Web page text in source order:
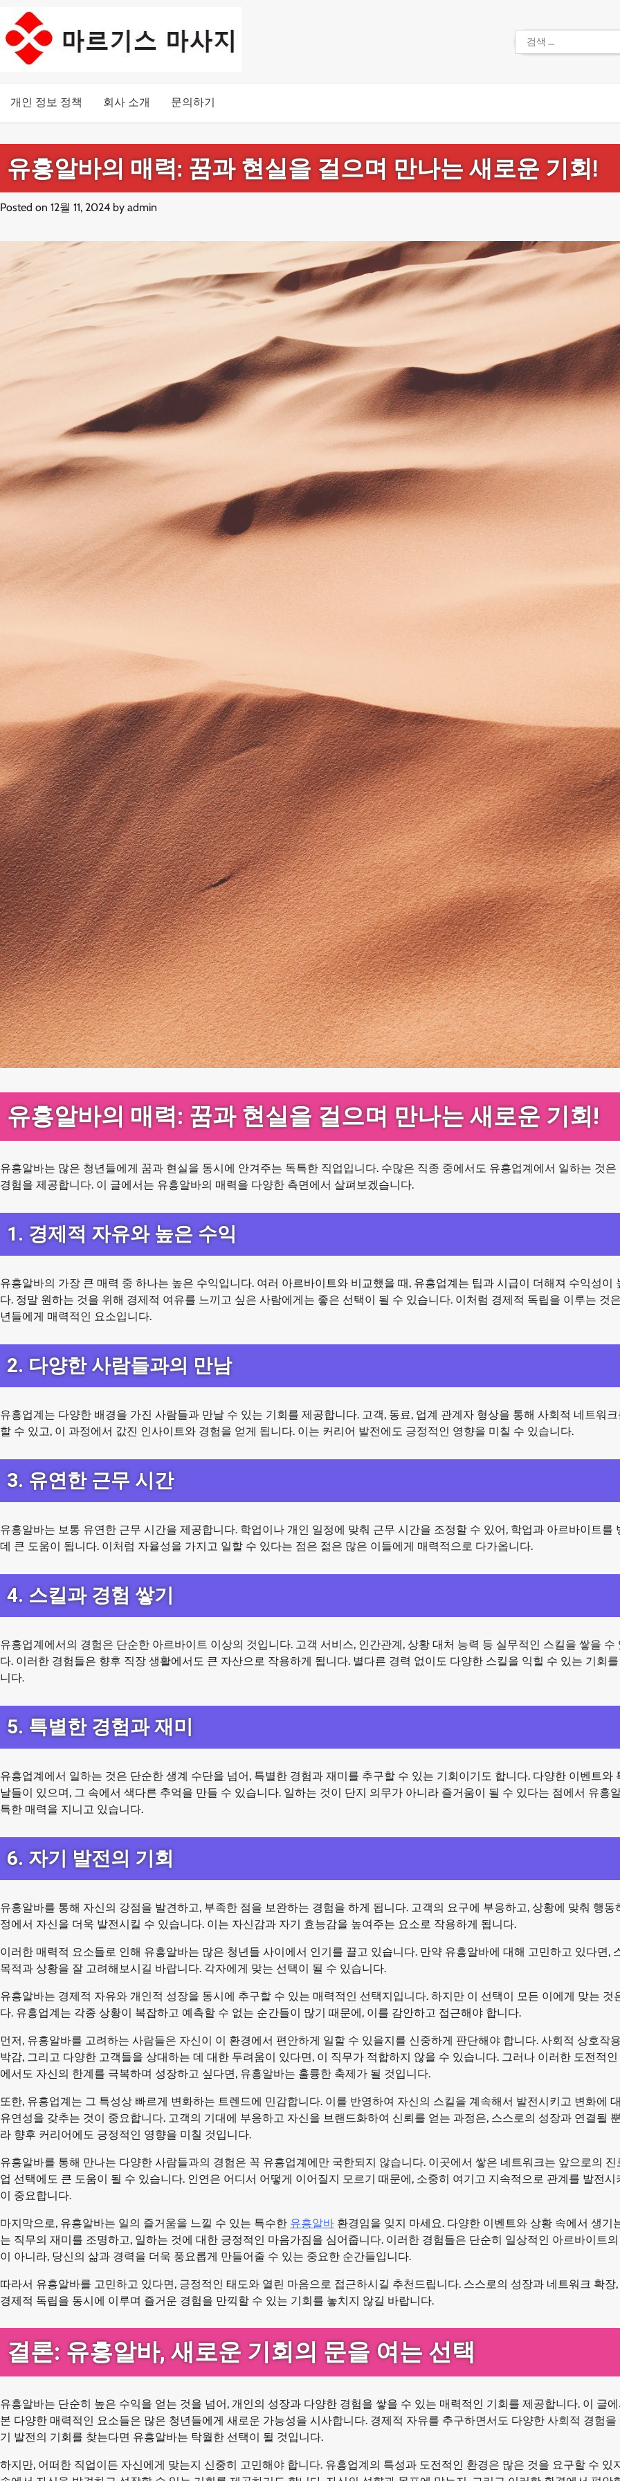
content
색:
개인 정보 정책 회사 소개 문의하기
유흥알바의 매력: 꿈과 현실을 걸으며 만나는 새로운 기회!
Posted on 12월 11, 2024 by admin
유흥알바의 매력: 꿈과 현실을 걸으며 만나는 새로운 기회!
유흥알바는 많은 청년들에게 꿈과 현실을 동시에 안겨주는 독특한 직업입니다. 수많은 직종 중에서도 유흥업계에서 일하는 것은
경험을 제공합니다. 이 글에서는 유흥알바의 매력을 다양한 측면에서 살펴보겠습니다.
1. 경제적 자유와 높은 수익
유흥알바의 가장 큰 매력 중 하나는 높은 수익입니다. 여러 아르바이트와 비교했을 때, 유흥업계는 팁과 시급이 더해져 수익성이
다. 정말 원하는 것을 위해 경제적 여유를 느끼고 싶은 사람에게는 좋은 선택이 될 수 있습니다. 이처럼 경제적 독립을 이루는 것
년들에게 매력적인 요소입니다.
2. 다양한 사람들과의 만남
유흥업계는 다양한 배경을 가진 사람들과 만날 수 있는 기회를 제공합니다. 고객, 동료, 업계 관계자 형상을 통해 사회적 네트워
할 수 있고, 이 과정에서 값진 인사이트와 경험을 얻게 됩니다. 이는 커리어 발전에도 긍정적인 영향을 미칠 수 있습니다.
3. 유연한 근무 시간
유흥알바는 보통 유연한 근무 시간을 제공합니다. 학업이나 개인 일정에 맞춰 근무 시간을 조정할 수 있어, 학업과 아르바이트를
데 큰 도움이 됩니다. 이처럼 자율성을 가지고 일할 수 있다는 점은 젊은 많은 이들에게 매력적으로 다가옵니다.
4. 스킬과 경험 쌓기
유흥업계에서의 경험은 단순한 아르바이트 이상의 것입니다. 고객 서비스, 인간관계, 상황 대처 능력 등 실무적인 스킬을 쌓을 수
다. 이러한 경험들은 향후 직장 생활에서도 큰 자산으로 작용하게 됩니다. 별다른 경력 없이도 다양한 스킬을 익힐 수 있는 기회
니다.
5. 특별한 경험과 재미
유흥업계에서 일하는 것은 단순한 생계 수단을 넘어, 특별한 경험과 재미를 추구할 수 있는 기회이기도 합니다. 다양한 이벤트와
날들이 있으며, 그 속에서 색다른 추억을 만들 수 있습니다. 일하는 것이 단지 의무가 아니라 즐거움이 될 수 있다는 점에서 유흥
특한 매력을 지니고 있습니다.
6. 자기 발전의 기회
유흥알바를 통해 자신의 강점을 발견하고, 부족한 점을 보완하는 경험을 하게 됩니다. 고객의 요구에 부응하고, 상황에 맞춰 행동
정에서 자신을 더욱 발전시킬 수 있습니다. 이는 자신감과 자기 효능감을 높여주는 요소로 작용하게 됩니다.
이러한 매력적 요소들로 인해 유흥알바는 많은 청년들 사이에서 인기를 끌고 있습니다. 만약 유흥알바에 대해 고민하고 있다면,
목적과 상황을 잘 고려해보시길 바랍니다. 각자에게 맞는 선택이 될 수 있습니다.
유흥알바는 경제적 자유와 개인적 성장을 동시에 추구할 수 있는 매력적인 선택지입니다. 하지만 이 선택이 모든 이에게 맞는 것
다. 유흥업계는 각종 상황이 복잡하고 예측할 수 없는 순간들이 많기 때문에, 이를 감안하고 접근해야 합니다.
먼저, 유흥알바를 고려하는 사람들은 자신이 이 환경에서 편안하게 일할 수 있을지를 신중하게 판단해야 합니다. 사회적 상호작
박감, 그리고 다양한 고객들을 상대하는 데 대한 두려움이 있다면, 이 직무가 적합하지 않을 수 있습니다. 그러나 이러한 도전적
에서도 자신의 한계를 극복하며 성장하고 싶다면, 유흥알바는 훌륭한 축제가 될 것입니다.
또한, 유흥업계는 그 특성상 빠르게 변화하는 트렌드에 민감합니다. 이를 반영하여 자신의 스킬을 계속해서 발전시키고 변화에
유연성을 갖추는 것이 중요합니다. 고객의 기대에 부응하고 자신을 브랜드화하여 신뢰를 얻는 과정은, 스스로의 성장과 연결될
라 향후 커리어에도 긍정적인 영향을 미칠 것입니다.
유흥알바를 통해 만나는 다양한 사람들과의 경험은 꼭 유흥업계에만 국한되지 않습니다. 이곳에서 쌓은 네트워크는 앞으로의 진
업 선택에도 큰 도움이 될 수 있습니다. 인연은 어디서 어떻게 이어질지 모르기 때문에, 소중히 여기고 지속적으로 관계를 발전시
이 중요합니다.
마지막으로, 유흥알바는 일의 즐거움을 느낄 수 있는 특수한 유흥알바 환경임을 잊지 마세요. 다양한 이벤트와 상황 속에서 생기
는 직무의 재미를 조명하고, 일하는 것에 대한 긍정적인 마음가짐을 심어줍니다. 이러한 경험들은 단순히 일상적인 아르바이트
이 아니라, 당신의 삶과 경력을 더욱 풍요롭게 만들어줄 수 있는 중요한 순간들입니다.
따라서 유흥알바를 고민하고 있다면, 긍정적인 태도와 열린 마음으로 접근하시길 추천드립니다. 스스로의 성장과 네트워크 확장
경제적 독립을 동시에 이루며 즐거운 경험을 만끽할 수 있는 기회를 놓치지 않길 바랍니다.
결론: 유흥알바, 새로운 기회의 문을 여는 선택
유흥알바는 단순히 높은 수익을 얻는 것을 넘어, 개인의 성장과 다양한 경험을 쌓을 수 있는 매력적인 기회를 제공합니다. 이 글
본 다양한 매력적인 요소들은 많은 청년들에게 새로운 가능성을 시사합니다. 경제적 자유를 추구하면서도 다양한 사회적 경험을
기 발전의 기회를 찾는다면 유흥알바는 탁월한 선택이 될 것입니다.
하지만, 어떠한 직업이든 자신에게 맞는지 신중히 고민해야 합니다. 유흥업계의 특성과 도전적인 환경은 많은 것을 요구할 수 있